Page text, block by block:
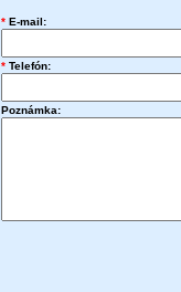
* E-mail:
* Telefón:
Poznámka: